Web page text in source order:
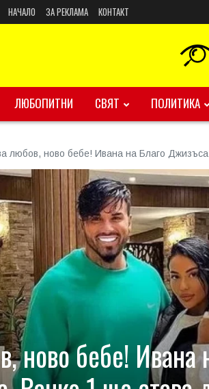
НАЧАЛО ЗА РЕКЛАМА КОНТАКТ
ЛЮБОПИТНИ СВЯТ ПОЛИТИКА
любов, ново бебе! Ивана на Благо
ново бебе!